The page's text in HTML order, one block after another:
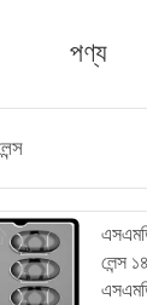
পণ্য
লেন্স